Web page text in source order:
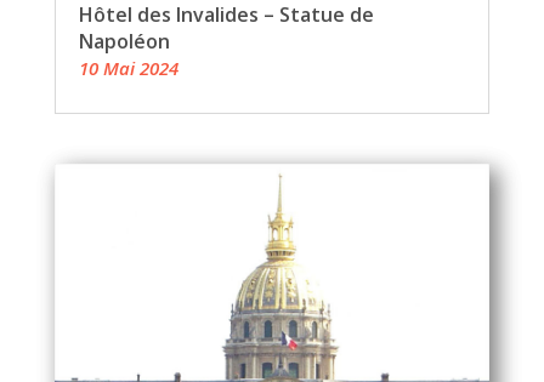
Hôtel des Invalides – Statue de
Napoléon
10 Mai 2024